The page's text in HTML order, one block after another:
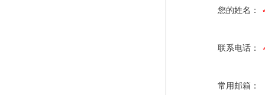
您的姓名：
联系电话：
常用邮箱：